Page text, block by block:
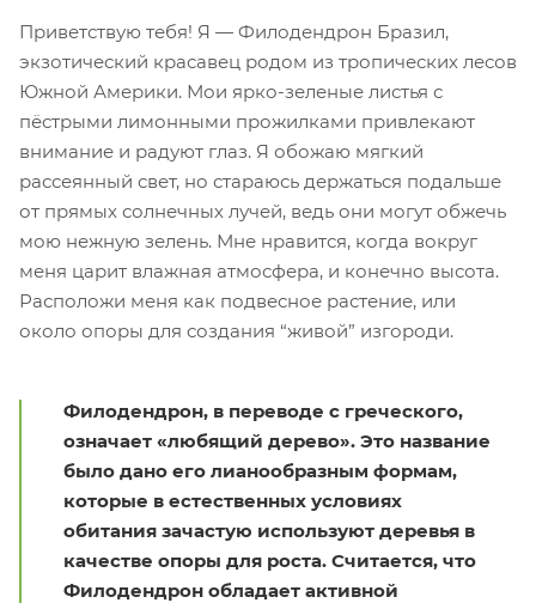
Приветствую тебя! Я — Филодендрон Бразил,
экзотический красавец родом из тропических лесов
Южной Америки. Мои ярко-зеленые листья с
пёстрыми лимонными прожилками привлекают
внимание и радуют глаз. Я обожаю мягкий
рассеянный свет, но стараюсь держаться подальше
от прямых солнечных лучей, ведь они могут обжечь
мою нежную зелень. Мне нравится, когда вокруг
меня царит влажная атмосфера, и конечно высота.
Расположи меня как подвесное растение, или
около опоры для создания “живой” изгороди.
Филодендрон, в переводе с греческого,
означает «любящий дерево». Это название
было дано его лианообразным формам,
которые в естественных условиях
обитания зачастую используют деревья в
качестве опоры для роста. Считается, что
Филодендрон обладает активной